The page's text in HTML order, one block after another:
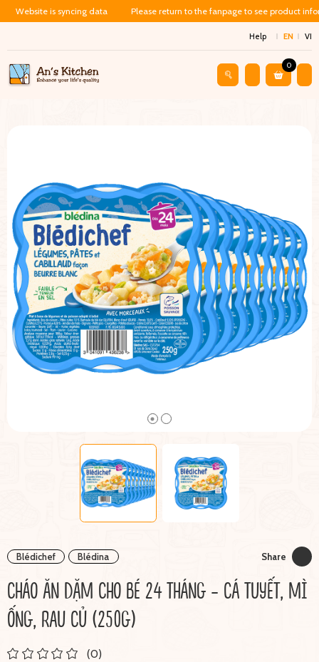
Website is syncing data Please return to the fanpage to see product
Help EN VI
0
Blédichef Blédina Share
CHÁO ĂN DẶM CHO BÉ 24 THÁNG - CÁ TUYẾT, MÌ
ỐNG, RAU CỦ (250G)
(0)